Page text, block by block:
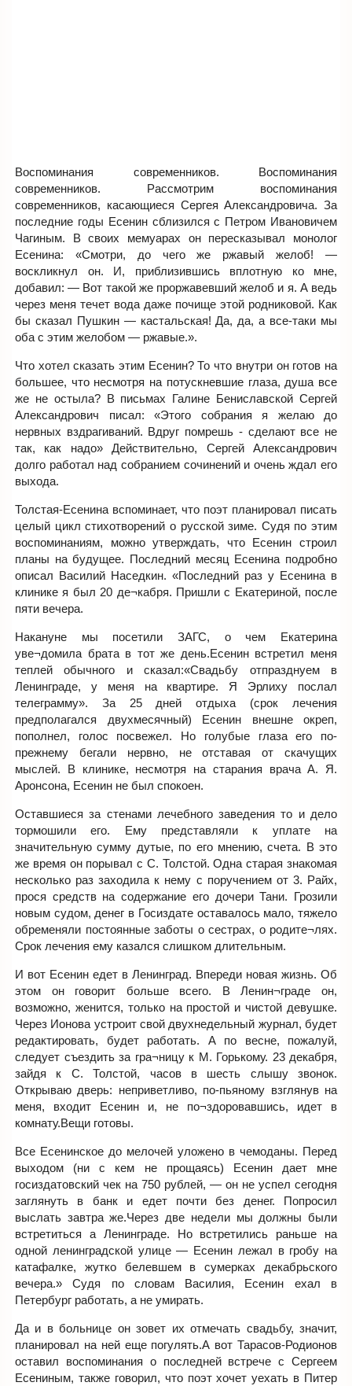
Воспоминания современников. Воспоминания
современников. Рассмотрим воспоминания
современников, касающиеся Сергея Александровича. За
последние годы Есенин сблизился с Петром Ивановичем
Чагиным. В своих мемуарах он пересказывал монолог
Есенина: «Смотри, до чего же ржавый желоб! —
воскликнул он. И, приблизившись вплотную ко мне,
добавил: — Вот такой же проржавевший желоб и я. А ведь
через меня течет вода даже почище этой родниковой. Как
бы сказал Пушкин — кастальская! Да, да, а все-таки мы
оба с этим желобом — ржавые.».
Что хотел сказать этим Есенин? То что внутри он готов на
большее, что несмотря на потускневшие глаза, душа все
же не остыла? В письмах Галине Бениславской Сергей
Александрович писал: «Этого собрания я желаю до
нервных вздрагиваний. Вдруг помрешь - сделают все не
так, как надо» Действительно, Сергей Александрович
долго работал над собранием сочинений и очень ждал его
выхода.
Толстая-Есенина вспоминает, что поэт планировал писать
целый цикл стихотворений о русской зиме. Судя по этим
воспоминаниям, можно утверждать, что Есенин строил
планы на будущее. Последний месяц Есенина подробно
описал Василий Наседкин. «Последний раз у Есенина в
клинике я был 20 де¬кабря. Пришли с Екатериной, после
пяти вечера.
Накануне мы посетили ЗАГС, о чем Екатерина
уве¬домила брата в тот же день.Есенин встретил меня
теплей обычного и сказал:«Свадьбу отпразднуем в
Ленинграде, у меня на квартире. Я Эрлиху послал
телеграмму». За 25 дней отдыха (срок лечения
предполагался двухмесячный) Есенин внешне окреп,
пополнел, голос посвежел. Но голубые глаза его по-
прежнему бегали нервно, не отставая от скачущих
мыслей. В клинике, несмотря на старания врача А. Я.
Аронсона, Есенин не был спокоен.
Оставшиеся за стенами лечебного заведения то и дело
тормошили его. Ему представляли к уплате на
значительную сумму дутые, по его мнению, счета. В это
же время он порывал с С. Толстой. Одна старая знакомая
несколько раз заходила к нему с поручением от 3. Райх,
прося средств на содержание его дочери Тани. Грозили
новым судом, денег в Госиздате оставалось мало, тяжело
обременяли постоянные заботы о сестрах, о родите¬лях.
Срок лечения ему казался слишком длительным.
И вот Есенин едет в Ленинград. Впереди новая жизнь. Об
этом он говорит больше всего. В Ленин¬граде он,
возможно, женится, только на простой и чистой девушке.
Через Ионова устроит свой двухнедельный журнал, будет
редактировать, будет работать. А по весне, пожалуй,
следует съездить за гра¬ницу к М. Горькому. 23 декабря,
зайдя к С. Толстой, часов в шесть слышу звонок.
Открываю дверь: неприветливо, по-пьяному взглянув на
меня, входит Есенин и, не по¬здоровавшись, идет в
комнату.Вещи готовы.
Все Есенинское до мелочей уложено в чемоданы. Перед
выходом (ни с кем не прощаясь) Есенин дает мне
госиздатовский чек на 750 рублей, — он не успел сегодня
заглянуть в банк и едет почти без денег. Попросил
выслать завтра же.Через две недели мы должны были
встретиться а Ленинграде. Но встретились раньше на
одной ленинградской улице — Есенин лежал в гробу на
катафалке, жутко белевшем в сумерках декабрьского
вечера.» Судя по словам Василия, Есенин ехал в
Петербург работать, а не умирать.
Да и в больнице он зовет их отмечать свадьбу, значит,
планировал на ней еще погулять.А вот Тарасов-Родионов
оставил воспоминания о последней встрече с Сергеем
Есениным, также говорил, что поэт хочет уехать в Питер